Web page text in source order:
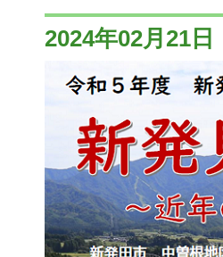
2024年02月21日